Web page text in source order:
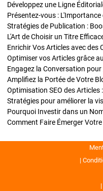
Développez une Ligne
Présentez-vous :
L'Art de Choisir un Titre
Optimiser vos Articles grâce
Engagez la Conversation
Amplifiez la Portée de Votre